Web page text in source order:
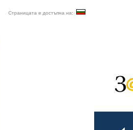
Страницата е достъпна на: